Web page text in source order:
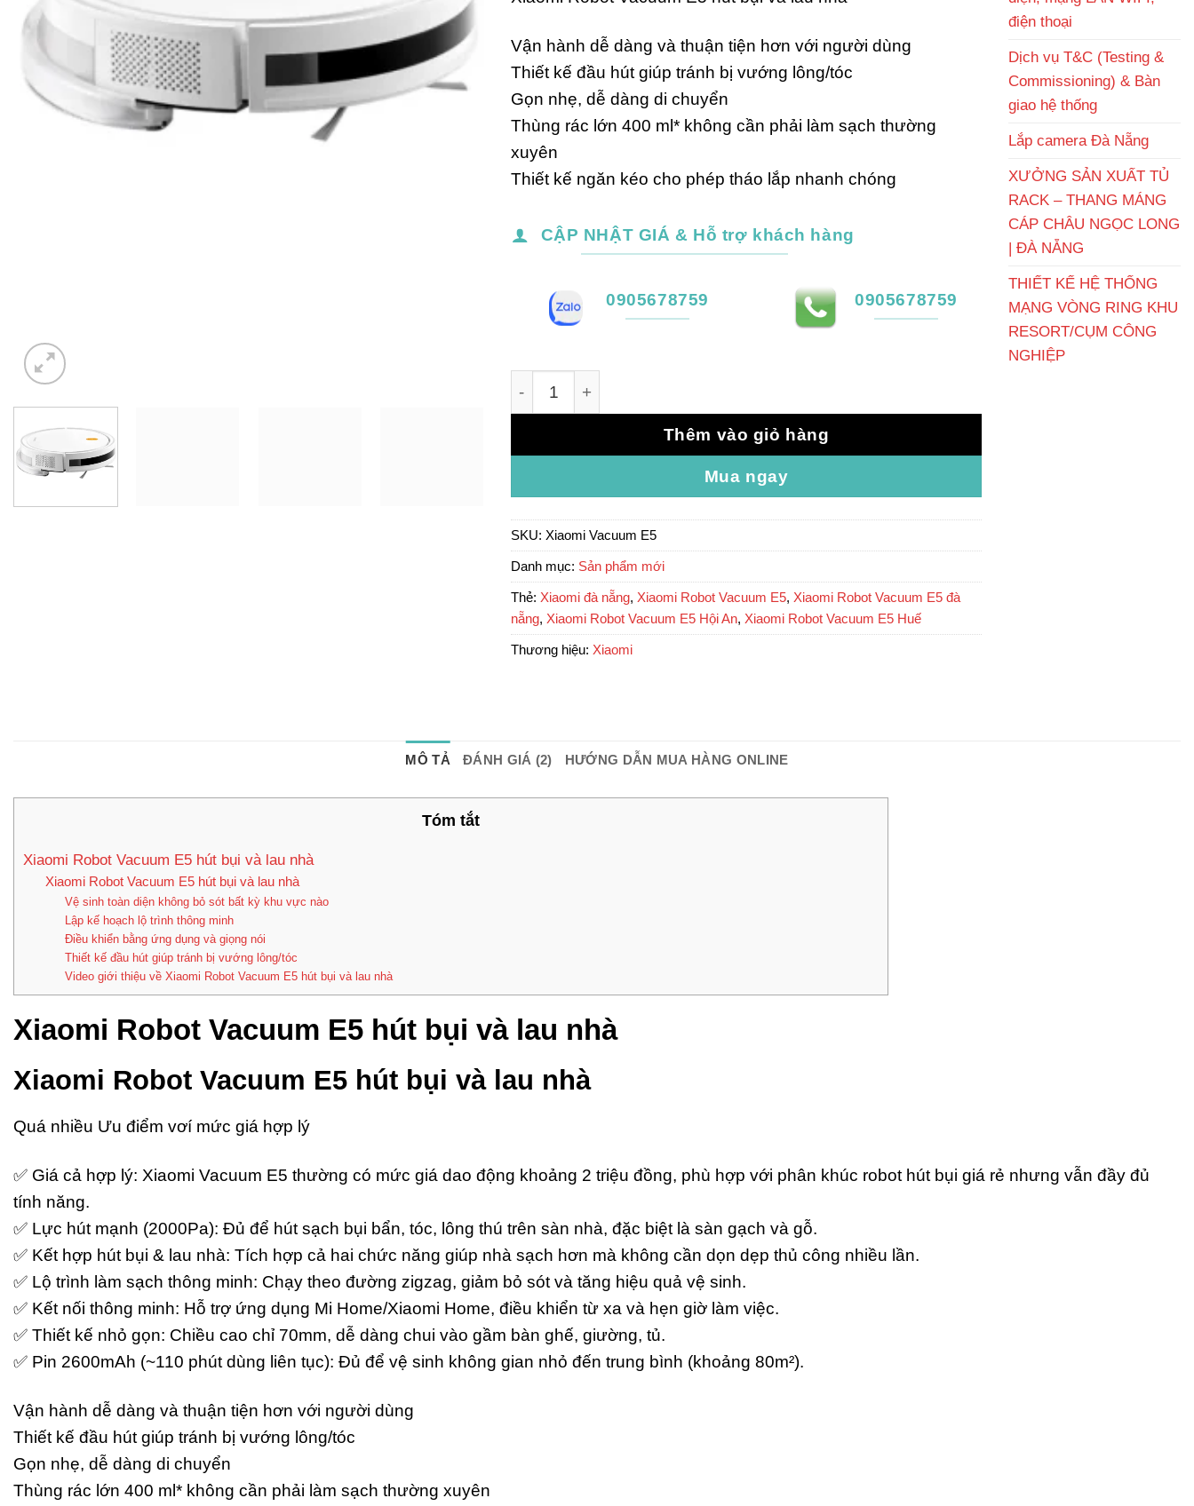
là:
2,400,000₫.
tại
2,190,000₫.
Vận hành dễ dàng và thuận tiện hơn với người dùng
Thiết kế đầu hút giúp tránh bị vướng lông/tóc
Gọn nhẹ, dễ dàng di chuyển
Thùng rác lớn 400 ml* không cần phải làm sạch thường
xuyên
Thiết kế ngăn kéo cho phép tháo lắp nhanh chóng
CẬP NHẬT GIÁ & Hỗ trợ khách hàng
0905678759 0905678759
Thêm vào giỏ hàng
Mua ngay
SKU: Xiaomi Vacuum E5
Danh mục: Sản phẩm mới
Thẻ: Xiaomi đà nẵng, Xiaomi Robot Vacuum E5, Xiaomi Robot Vacuum E5 đà
nẵng, Xiaomi Robot Vacuum E5 Hội An, Xiaomi Robot Vacuum E5 Huế
Thương hiệu: Xiaomi
điện thoại
Dịch vụ T&C (Testing &
Commissioning) & Bàn
giao hệ thống
Lắp camera Đà Nẵng
XƯỞNG SẢN XUẤT TỦ
RACK – THANG MÁNG
CÁP CHÂU NGỌC LONG
| ĐÀ NẴNG
THIẾT KẾ HỆ THỐNG
MẠNG VÒNG RING KHU
RESORT/CỤM CÔNG
NGHIỆP
MÔ TẢ ĐÁNH GIÁ (2) HƯỚNG DẪN MUA HÀNG ONLINE
Tóm tắt
Xiaomi Robot Vacuum E5 hút bụi và lau nhà
Xiaomi Robot Vacuum E5 hút bụi và lau nhà
Vệ sinh toàn diện không bỏ sót bất kỳ khu vực nào
Lập kế hoạch lộ trình thông minh
Điều khiển bằng ứng dụng và giọng nói
Thiết kế đầu hút giúp tránh bị vướng lông/tóc
Video giới thiệu về Xiaomi Robot Vacuum E5 hút bụi và lau nhà
Xiaomi Robot Vacuum E5 hút bụi và lau nhà
Xiaomi Robot Vacuum E5 hút bụi và lau nhà
Quá nhiều Ưu điểm vơí mức giá hợp lý
✅ Giá cả hợp lý: Xiaomi Vacuum E5 thường có mức giá dao động khoảng 2 triệu đồng, phù hợp với phân khúc robot hút bụi giá rẻ nhưng vẫn đầy đủ
tính năng.
✅ Lực hút mạnh (2000Pa): Đủ để hút sạch bụi bẩn, tóc, lông thú trên sàn nhà, đặc biệt là sàn gạch và gỗ.
✅ Kết hợp hút bụi & lau nhà: Tích hợp cả hai chức năng giúp nhà sạch hơn mà không cần dọn dẹp thủ công nhiều lần.
✅ Lộ trình làm sạch thông minh: Chạy theo đường zigzag, giảm bỏ sót và tăng hiệu quả vệ sinh.
✅ Kết nối thông minh: Hỗ trợ ứng dụng Mi Home/Xiaomi Home, điều khiển từ xa và hẹn giờ làm việc.
✅ Thiết kế nhỏ gọn: Chiều cao chỉ 70mm, dễ dàng chui vào gầm bàn ghế, giường, tủ.
✅ Pin 2600mAh (~110 phút dùng liên tục): Đủ để vệ sinh không gian nhỏ đến trung bình (khoảng 80m²).
Vận hành dễ dàng và thuận tiện hơn với người dùng
Thiết kế đầu hút giúp tránh bị vướng lông/tóc
Gọn nhẹ, dễ dàng di chuyển
Thùng rác lớn 400 ml* không cần phải làm sạch thường xuyên